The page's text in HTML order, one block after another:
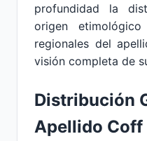
profundidad la
origen
regionales del
visión completa de
Distribución
Apellido Coff